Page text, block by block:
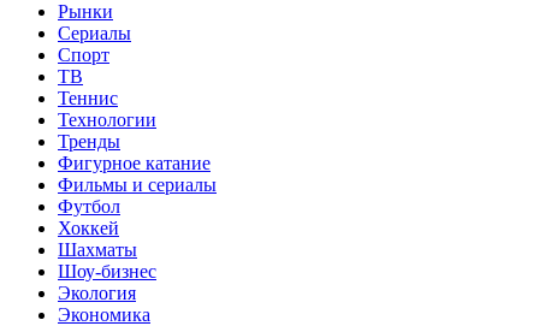
Рынки
Сериалы
Спорт
ТВ
Теннис
Технологии
Тренды
Фигурное катание
Фильмы и сериалы
Футбол
Хоккей
Шахматы
Шоу-бизнес
Экология
Экономика